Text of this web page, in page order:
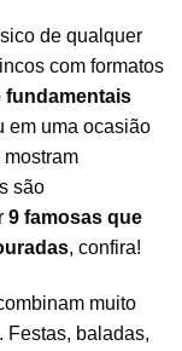
de qualquer
com formatos
fundamentais
em uma ocasião
são
9 famosas que
, confira!
muito
Festas, baladas,